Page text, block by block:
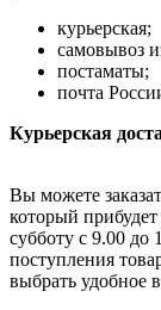
курьерская;
самовывоз
постаматы;
почта
Курьерская
Вы можете
который
субботу с 9.00 до
поступления
выбрать удобное